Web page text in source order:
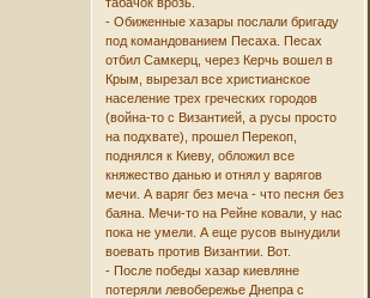
- Обиженные хазары послали бригаду
под командованием Песаха. Песах
отбил Самкерц, через Керчь вошел в
Крым, вырезал все христианское
население трех греческих городов
(война-то с Византией, а русы просто
на подхвате), прошел Перекоп,
поднялся к Киеву, обложил все
княжество данью и отнял у варягов
мечи. А варяг без меча - что песня без
баяна. Мечи-то на Рейне ковали, у нас
пока не умели. А еще русов вынудили
воевать против Византии. Вот.
- После победы хазар киевляне
потеряли левобережье Днепра с